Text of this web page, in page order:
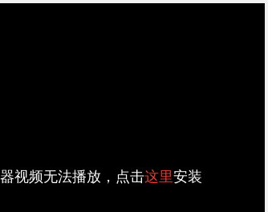
视频无法播放，点击这里安装